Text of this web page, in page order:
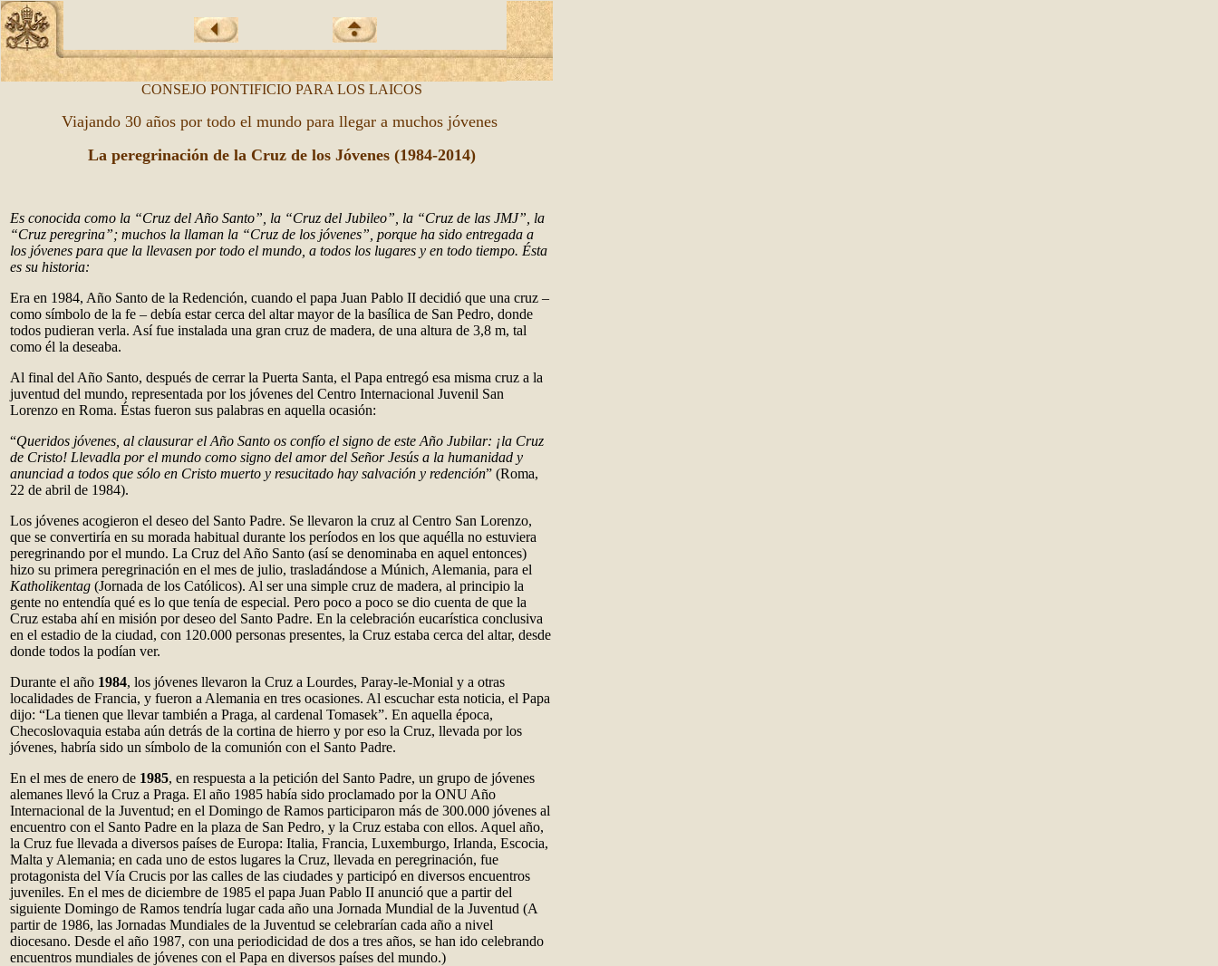
CONSEJO PONTIFICIO PARA LOS LAICOS
Viajando 30 años por todo el mundo para llegar a muchos jóvenes
La peregrinación de la Cruz de los Jóvenes (1984-2014)
Es conocida como la “Cruz del Año Santo”, la “Cruz del Jubileo”, la “Cruz de las JMJ”, la
“Cruz peregrina”; muchos la llaman la “Cruz de los jóvenes”, porque ha sido entregada a
los jóvenes para que la llevasen por todo el mundo, a todos los lugares y en todo tiempo. Ésta
es su historia:
Era en 1984, Año Santo de la Redención, cuando el papa Juan Pablo II decidió que una cruz –
como símbolo de la fe – debía estar cerca del altar mayor de la basílica de San Pedro, donde
todos pudieran verla. Así fue instalada una gran cruz de madera, de una altura de 3,8 m, tal
como él la deseaba.
Al final del Año Santo, después de cerrar la Puerta Santa, el Papa entregó esa misma cruz a la
juventud del mundo, representada por los jóvenes del Centro Internacional Juvenil San
Lorenzo en Roma. Éstas fueron sus palabras en aquella ocasión:
“Queridos jóvenes, al clausurar el Año Santo os confío el signo de este Año Jubilar: ¡la Cruz
de Cristo! Llevadla por el mundo como signo del amor del Señor Jesús a la humanidad y
anunciad a todos que sólo en Cristo muerto y resucitado hay salvación y redención” (Roma,
22 de abril de 1984).
Los jóvenes acogieron el deseo del Santo Padre. Se llevaron la cruz al Centro San Lorenzo,
que se convertiría en su morada habitual durante los períodos en los que aquélla no estuviera
peregrinando por el mundo. La Cruz del Año Santo (así se denominaba en aquel entonces)
hizo su primera peregrinación en el mes de julio, trasladándose a Múnich, Alemania, para el
Katholikentag (Jornada de los Católicos). Al ser una simple cruz de madera, al principio la
gente no entendía qué es lo que tenía de especial. Pero poco a poco se dio cuenta de que la
Cruz estaba ahí en misión por deseo del Santo Padre. En la celebración eucarística conclusiva
en el estadio de la ciudad, con 120.000 personas presentes, la Cruz estaba cerca del altar, desde
donde todos la podían ver.
Durante el año 1984, los jóvenes llevaron la Cruz a Lourdes, Paray-le-Monial y a otras
localidades de Francia, y fueron a Alemania en tres ocasiones. Al escuchar esta noticia, el Papa
dijo: “La tienen que llevar también a Praga, al cardenal Tomasek”. En aquella época,
Checoslovaquia estaba aún detrás de la cortina de hierro y por eso la Cruz, llevada por los
jóvenes, habría sido un símbolo de la comunión con el Santo Padre.
En el mes de enero de 1985, en respuesta a la petición del Santo Padre, un grupo de jóvenes
alemanes llevó la Cruz a Praga. El año 1985 había sido proclamado por la ONU Año
Internacional de la Juventud; en el Domingo de Ramos participaron más de 300.000 jóvenes al
encuentro con el Santo Padre en la plaza de San Pedro, y la Cruz estaba con ellos. Aquel año,
la Cruz fue llevada a diversos países de Europa: Italia, Francia, Luxemburgo, Irlanda, Escocia,
Malta y Alemania; en cada uno de estos lugares la Cruz, llevada en peregrinación, fue
protagonista del Vía Crucis por las calles de las ciudades y participó en diversos encuentros
juveniles. En el mes de diciembre de 1985 el papa Juan Pablo II anunció que a partir del
siguiente Domingo de Ramos tendría lugar cada año una Jornada Mundial de la Juventud (A
partir de 1986, las Jornadas Mundiales de la Juventud se celebrarían cada año a nivel
diocesano. Desde el año 1987, con una periodicidad de dos a tres años, se han ido celebrando
encuentros mundiales de jóvenes con el Papa en diversos países del mundo.)